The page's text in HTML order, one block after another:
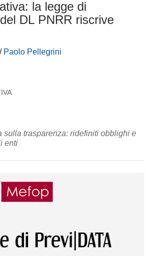
la legge di
DL PNRR riscrive
/ Paolo Pellegrini
sulla trasparenza: ridefiniti obblighi e
enti